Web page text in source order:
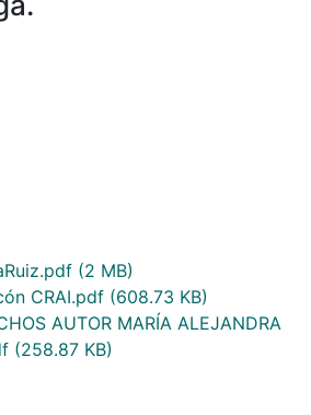
(2 MB)
CRAI.pdf (608.73 KB)
AUTOR MARÍA ALEJANDRA
(258.87 KB)